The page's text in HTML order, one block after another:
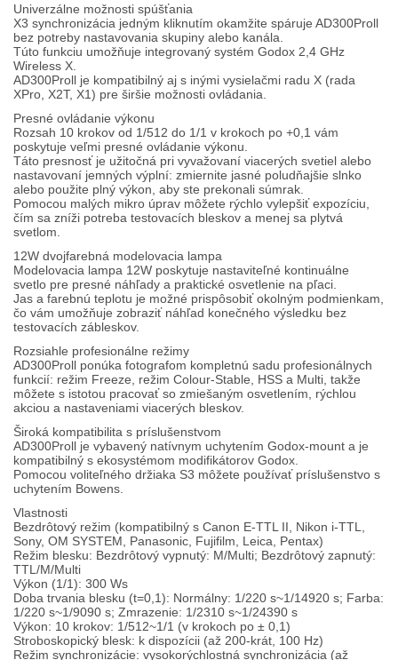
Univerzálne možnosti spúšťania
X3 synchronizácia jedným kliknutím okamžite spáruje AD300Proll
bez potreby nastavovania skupiny alebo kanála.
Túto funkciu umožňuje integrovaný systém Godox 2,4 GHz
Wireless X.
AD300Proll je kompatibilný aj s inými vysielačmi radu X (rada
XPro, X2T, X1) pre širšie možnosti ovládania.
Presné ovládanie výkonu
Rozsah 10 krokov od 1/512 do 1/1 v krokoch po +0,1 vám
poskytuje veľmi presné ovládanie výkonu.
Táto presnosť je užitočná pri vyvažovaní viacerých svetiel alebo
nastavovaní jemných výplní: zmiernite jasné poludňajšie slnko
alebo použite plný výkon, aby ste prekonali súmrak.
Pomocou malých mikro úprav môžete rýchlo vylepšiť expozíciu,
čím sa zníži potreba testovacích bleskov a menej sa plytvá
svetlom.
12W dvojfarebná modelovacia lampa
Modelovacia lampa 12W poskytuje nastaviteľné kontinuálne
svetlo pre presné náhľady a praktické osvetlenie na pľaci.
Jas a farebnú teplotu je možné prispôsobiť okolným podmienkam,
čo vám umožňuje zobraziť náhľad konečného výsledku bez
testovacích zábleskov.
Rozsiahle profesionálne režimy
AD300Proll ponúka fotografom kompletnú sadu profesionálnych
funkcií: režim Freeze, režim Colour-Stable, HSS a Multi, takže
môžete s istotou pracovať so zmiešaným osvetlením, rýchlou
akciou a nastaveniami viacerých bleskov.
Široká kompatibilita s príslušenstvom
AD300Proll je vybavený natívnym uchytením Godox-mount a je
kompatibilný s ekosystémom modifikátorov Godox.
Pomocou voliteľného držiaka S3 môžete používať príslušenstvo s
uchytením Bowens.
Vlastnosti
Bezdrôtový režim (kompatibilný s Canon E-TTL II, Nikon i-TTL,
Sony, OM SYSTEM, Panasonic, Fujifilm, Leica, Pentax)
Režim blesku: Bezdrôtový vypnutý: M/Multi; Bezdrôtový zapnutý:
TTL/M/Multi
Výkon (1/1): 300 Ws
Doba trvania blesku (t=0,1): Normálny: 1/220 s~1/14920 s; Farba:
1/220 s~1/9090 s; Zmrazenie: 1/2310 s~1/24390 s
Výkon: 10 krokov: 1/512~1/1 (v krokoch po ± 0,1)
Stroboskopický blesk: k dispozícii (až 200-krát, 100 Hz)
Režim synchronizácie: vysokorýchlostná synchronizácia (až